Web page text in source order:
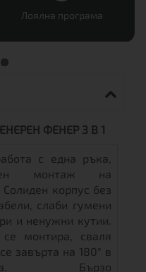
Лоялна програма
ФЕНЕР 3 В 1
с една ръка,
монтаж на
Солиден корпус без
слаби гумени
и ненужни кутии.
монтира, сваля
завърта на 180° в
Бързо